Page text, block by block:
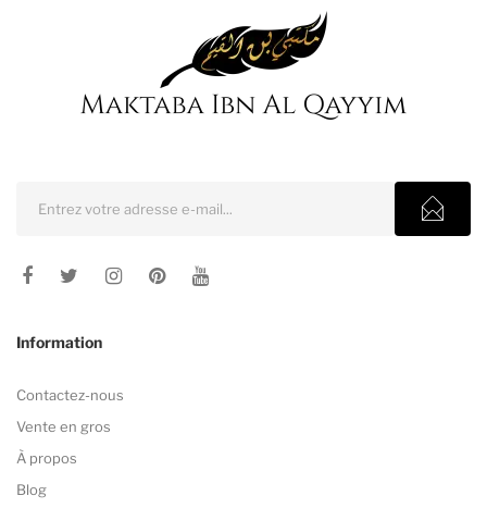
Information
Contactez-nous
Vente en gros
À propos
Blog